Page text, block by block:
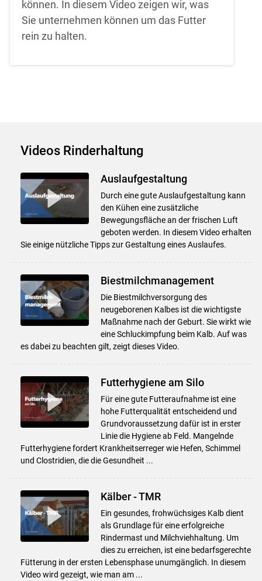
können. In diesem Video zeigen wir, was
Sie unternehmen können um das Futter
rein zu halten.
Videos Rinderhaltung
Auslaufgestaltung
Durch eine gute Auslaufgestaltung kann
den Kühen eine zusätzliche
Bewegungsfläche an der frischen Luft
geboten werden. In diesem Video erhalten
Sie einige nützliche Tipps zur Gestaltung eines Auslaufes.
Biestmilchmanagement
Die Biestmilchversorgung des
neugeborenen Kalbes ist die wichtigste
Maßnahme nach der Geburt. Sie wirkt wie
eine Schluckimpfung beim Kalb. Auf was
es dabei zu beachten gilt, zeigt dieses Video.
Futterhygiene am Silo
Für eine gute Futteraufnahme ist eine
hohe Futterqualität entscheidend und
Grundvoraussetzung dafür ist in erster
Linie die Hygiene ab Feld. Mangelnde
Futterhygiene fordert Krankheitserreger wie Hefen, Schimmel
und Clostridien, die die Gesundheit ...
Kälber - TMR
Ein gesundes, frohwüchsiges Kalb dient
als Grundlage für eine erfolgreiche
Rindermast und Milchviehhaltung. Um
dies zu erreichen, ist eine bedarfsgerechte
Fütterung in der ersten Lebensphase unumgänglich. In diesem
Video wird gezeigt, wie man am ...